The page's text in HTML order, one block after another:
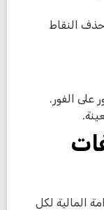
حذف النقاط
على الفور.
المالية لكل